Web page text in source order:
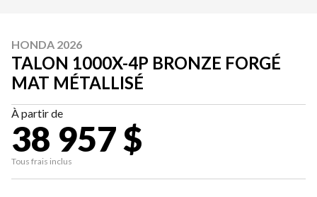
HONDA 2026
TALON 1000X-4P BRONZE FORGÉ
MAT MÉTALLISÉ
À partir de
38 957 $
Tous frais inclus